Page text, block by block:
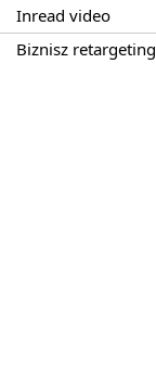
Inread video
Biznisz retargeting